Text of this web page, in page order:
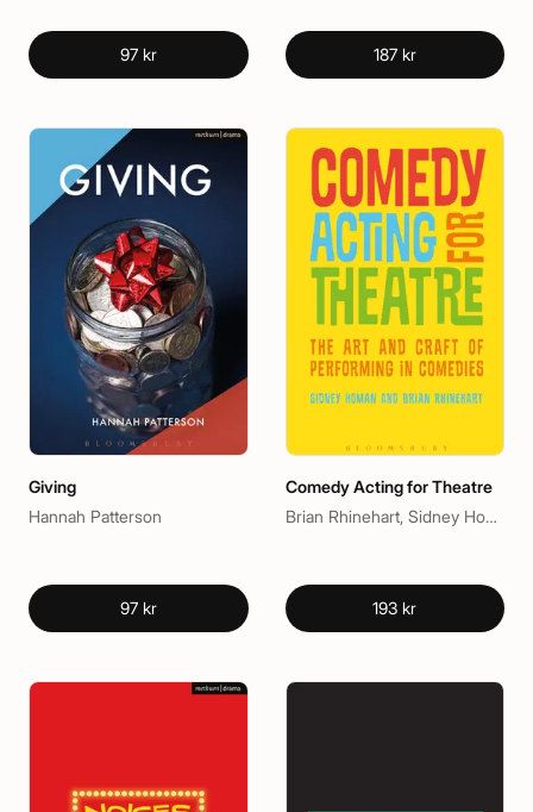
97 kr 187 kr
Giving
Hannah Patterson
97 kr
Comedy Acting for Theatre
Brian Rhinehart, Sidney Homan
193 kr